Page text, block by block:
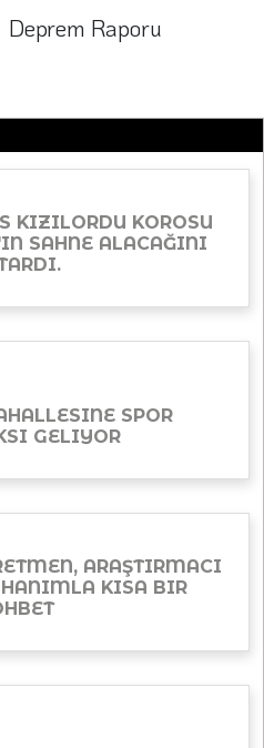
Raporu
KIZILORDU KOROSU
SAHNE ALACAĞINI
SPOR
GELIYOR
ARAŞTIRMACI
HANIMLA KISA BIR